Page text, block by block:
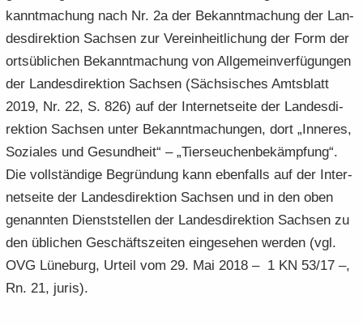
kannt­ma­chung nach Nr. 2a der Be­kannt­ma­chung der Lan­
des­di­rek­ti­on Sach­sen zur Ver­ein­heit­li­chung der Form der
orts­üb­li­chen Be­kannt­ma­chung von All­ge­mein­ver­fü­gun­gen
der Lan­des­di­rek­ti­on Sach­sen (Säch­si­sches Amts­blatt
2019, Nr. 22, S. 826) auf der In­ter­net­sei­te der Lan­des­di­
rek­ti­on Sach­sen unter Be­kannt­ma­chun­gen, dort „In­ne­res,
So­zia­les und Ge­sund­heit“ – „Tier­seu­chen­be­kämp­fung“.
Die voll­stän­di­ge Be­grün­dung kann eben­falls auf der In­ter­
net­sei­te der Lan­des­di­rek­ti­on Sach­sen und in den oben
ge­nann­ten Dienst­stel­len der Lan­des­di­rek­ti­on Sach­sen zu
den üb­li­chen Ge­schäfts­zei­ten ein­ge­se­hen wer­den (vgl.
OVG Lü­ne­burg, Ur­teil vom 29. Mai 2018 – 1 KN 53/17 –,
Rn. 21, juris).